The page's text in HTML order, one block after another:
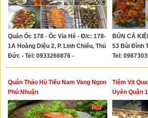
Quán Ốc 178 - Ốc Vỉa Hè - Đ/c: 178-
1A Hoàng Diệu 2, P. Linh Chiểu, Thủ
Đức - Tel: 0933266876 -
0909902728
BÚN CÁ
53 Bùi Đình
Tel:
Quán Thảo Hủ Tiếu Nam Vang Ngon
Phú Nhuận
Tiệm Vịt
Uyên Quận